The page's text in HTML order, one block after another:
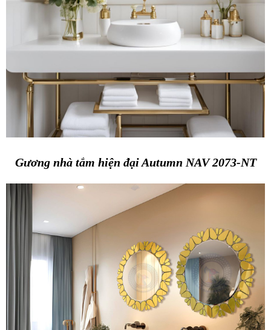
Gương nhà tắm hiện đại Autumn NAV 2073-NT